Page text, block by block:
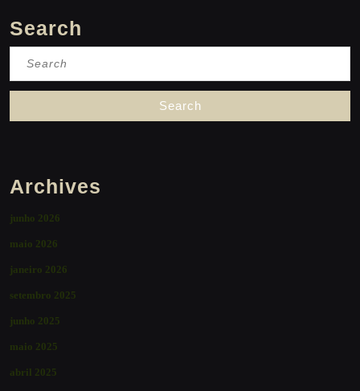
Search
Archives
junho 2026
maio 2026
janeiro 2026
setembro 2025
junho 2025
maio 2025
abril 2025